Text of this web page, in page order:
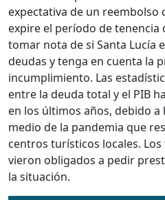
expectativa de un reembolso
expire el período de
tomar nota de si Santa Lucía
deudas y tenga en cuenta la
incumplimiento. Las
entre la deuda total y el PIB
en los últimos años, debido
medio de la pandemia que
centros turísticos locales.
vieron obligados a pedir
la situación.